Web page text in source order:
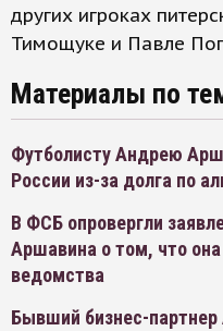
других игроках
Тимощуке и Павле
Материалы по
Футболисту Андрею
России из-за долга по
В ФСБ опровергли
Аршавина о том, что
ведомства
Бывший бизнес-